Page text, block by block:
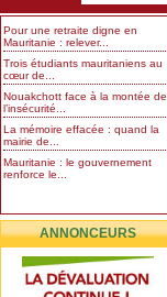
Pour une retraite digne en
Mauritanie : relever...
Trois étudiants mauritaniens au
cœur de...
Nouakchott face à la montée de
l’insécurité...
La mémoire effacée : quand la
mairie de...
Mauritanie : le gouvernement
renforce le...
ANNONCEURS